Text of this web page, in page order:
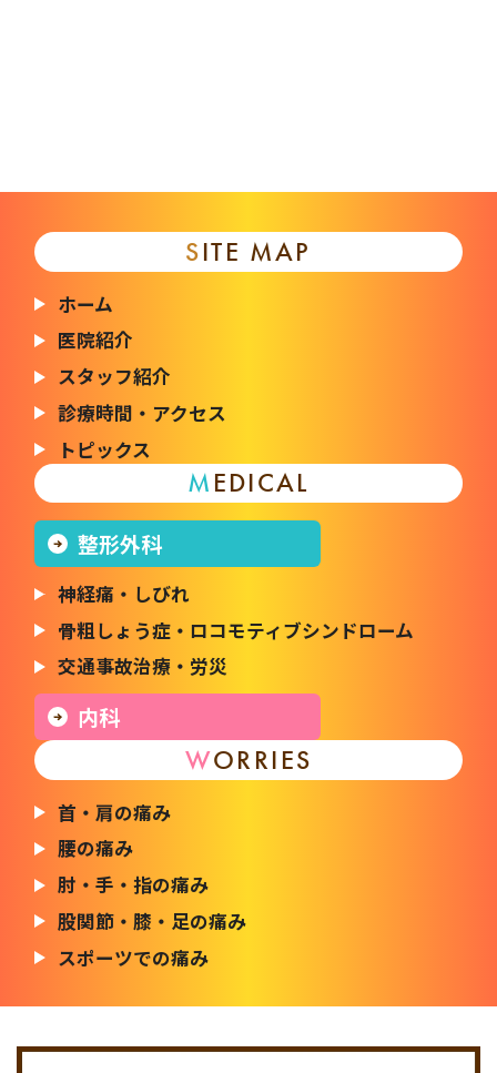
SITE MAP
ホーム
医院紹介
スタッフ紹介
診療時間・アクセス
トピックス
M EDICAL
整形外科
神経痛・しびれ
骨粗しょう症・ ロコモティブシンドローム
交通事故治療・労災
内科
WORRIES
首・肩の痛み
腰の痛み
肘・手・指の痛み
股関節・膝・足の痛み
スポーツでの痛み